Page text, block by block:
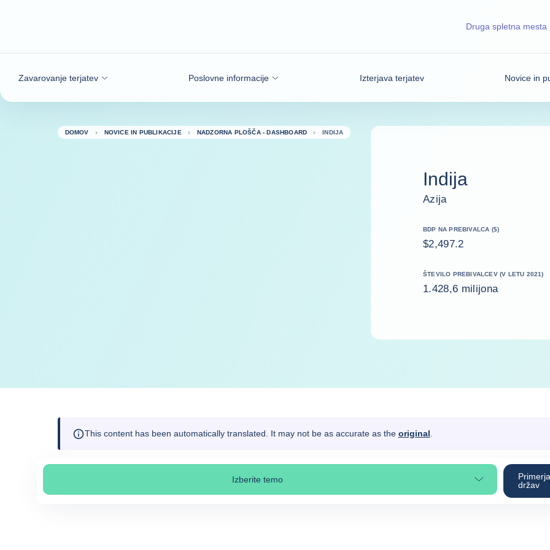
Zavarovanje terjatev Poslovne informacije Izterjava terjatev Novice in
Druga spletna mesta
DOMOV NOVICE IN PUBLIKACIJE NADZORNA PLOŠČA - DASHBOARD INDIJA
Indija
Azija
BDP NA PREBIVALCA ($)
$2,497.2
ŠTEVILO PREBIVALCEV (V LETU 2021)
1.428,6 milijona
This content has been automatically translated. It may not be as accurate as the original
Izberite temo
Izberite poglavje strani
držav